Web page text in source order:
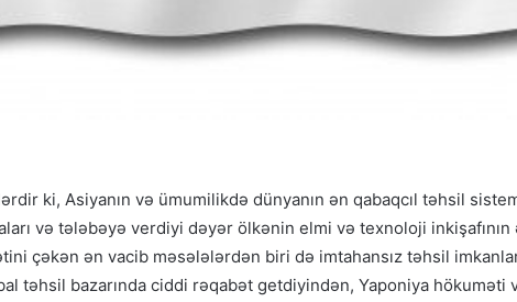
ki, Asiyanın və ümumilikdə dünyanın ən qabaqcıl təhsil
və tələbəyə verdiyi dəyər ölkənin elmi və texnoloji
çəkən ən vacib məsələlərdən biri də imtahansız təhsil
təhsil bazarında ciddi rəqabət getdiyindən, Yaponiya